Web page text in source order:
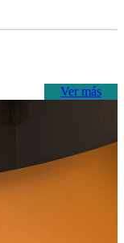
Ver más